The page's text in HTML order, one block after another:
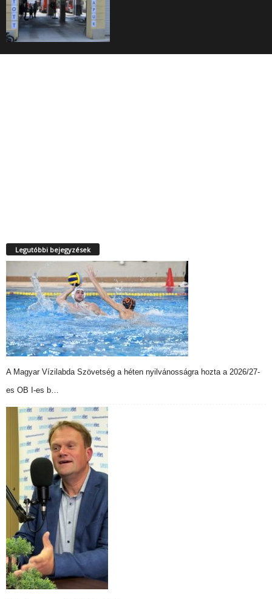
Legutóbbi bejegyzések
A Magyar Vízilabda Szövetség a héten nyilvánosságra hozta a 2026/27-
es OB I-es b…